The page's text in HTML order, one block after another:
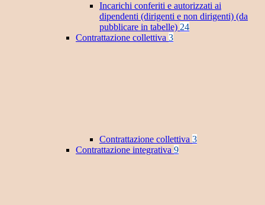
Incarichi conferiti e autorizzati ai
dipendenti (dirigenti e non dirigenti) (da
pubblicare in tabelle) 24
Contrattazione collettiva 3
Contrattazione collettiva 3
Contrattazione integrativa 9